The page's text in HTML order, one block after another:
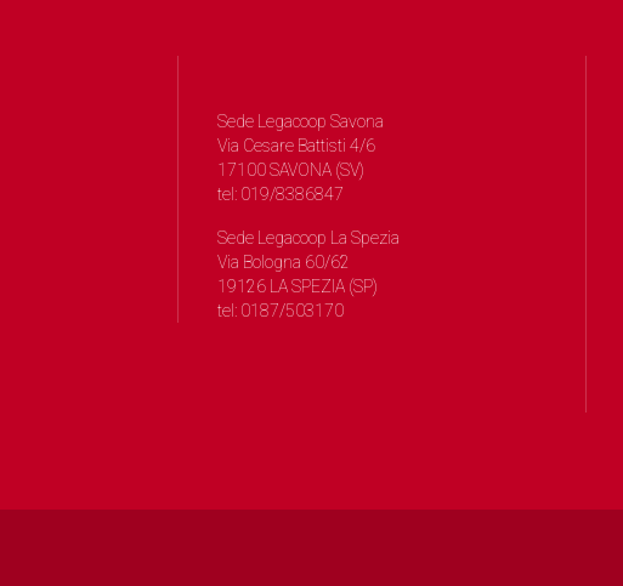
Sede Legacoop Savona
Via Cesare Battisti 4/6
17100 SAVONA (SV)
tel: 019/8386847
Sede Legacoop La Spezia
Via Bologna 60/62
19126 LA SPEZIA (SP)
tel: 0187/503170